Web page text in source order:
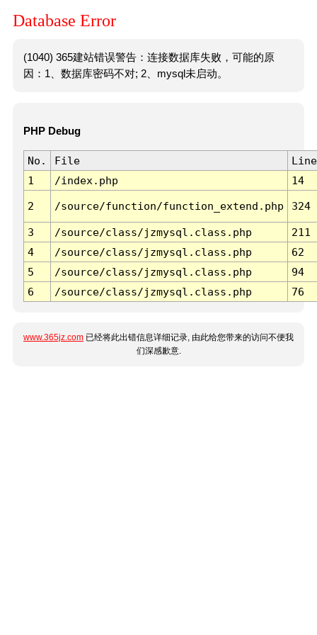
Database Error
(1040) 365建站错误警告：连接数据库失败，可能的原
因：1、数据库密码不对; 2、mysql未启动。
PHP Debug
No. File
Line
1
/index.php 14
2 /source/function/function_extend.php 324
3 /source/class/jzmysql.class.php
211
4
/source/class/jzmysql.class.php
62
5
/source/class/jzmysql.class.php
94
6
/source/class/jzmysql.class.php 76
www.365jz.com 已经将此出错信息详细记录, 由此给您带来的访问不便我
们深感歉意.